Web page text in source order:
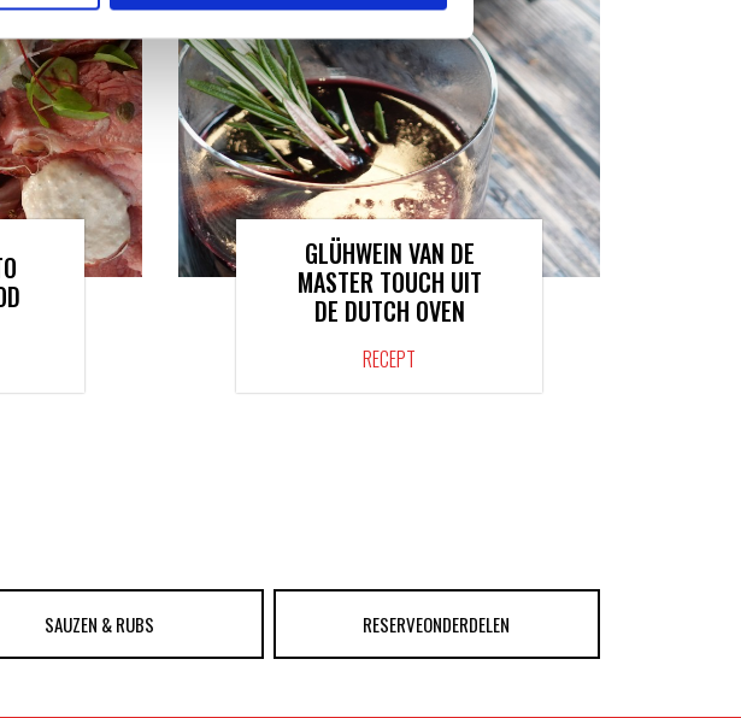
GLÜHWEIN VAN DE
MASTER TOUCH UIT
DE DUTCH OVEN
RECEPT
SAUZEN & RUBS RESERVEONDERDELEN